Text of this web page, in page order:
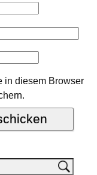
in diesem Browser